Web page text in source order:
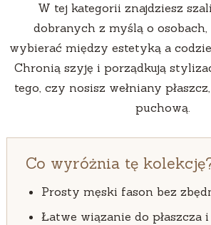
W tej kategorii znajdziesz
dobranych z myślą o
wybierać między estetyką a
Chronią szyję i porządkują
tego, czy nosisz wełniany
puchową.
Co wyróżnia tę
Prosty męski fason bez
Łatwe wiązanie do płaszcza